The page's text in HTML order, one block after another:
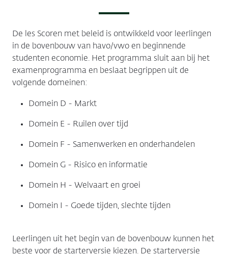
De les Scoren met beleid is ontwikkeld voor leerlingen
in de bovenbouw van havo/vwo en beginnende
studenten economie. Het programma sluit aan bij het
examenprogramma en beslaat begrippen uit de
volgende domeinen:
Domein D - Markt
Domein E - Ruilen over tijd
Domein F - Samenwerken en onderhandelen
Domein G - Risico en informatie
Domein H - Welvaart en groei
Domein I - Goede tijden, slechte tijden
Leerlingen uit het begin van de bovenbouw kunnen het
beste voor de starterversie kiezen. De starterversie